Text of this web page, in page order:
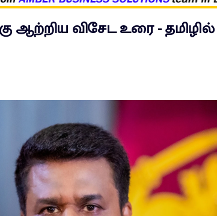
ஆற்றிய விசேட உரை - தமிழில்